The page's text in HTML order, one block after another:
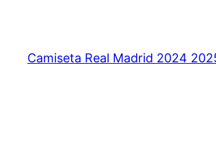
contenido
Camiseta Real Madrid 2024